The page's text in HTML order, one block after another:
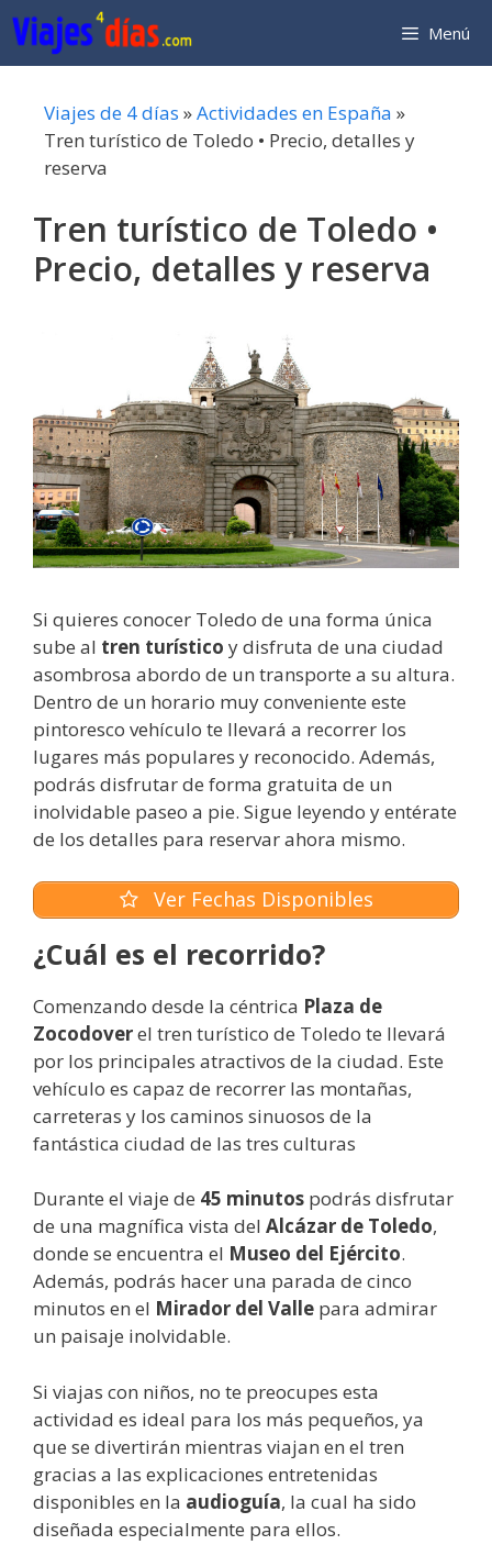
Saltar
al
contenido
Menú
Viajes de 4 días »Actividades en España »
Tren turístico de Toledo • Precio, detalles y
reserva
Tren turístico de Toledo •
Precio, detalles y reserva
Si quieres conocer Toledo de una forma única
sube al tren turístico y disfruta de una ciudad
asombrosa abordo de un transporte a su altura.
Dentro de un horario muy conveniente este
pintoresco vehículo te llevará a recorrer los
lugares más populares y reconocido. Además,
podrás disfrutar de forma gratuita de un
inolvidable paseo a pie. Sigue leyendo y entérate
de los detalles para reservar ahora mismo.
Ver Fechas Disponibles
¿Cuál es el recorrido?
Comenzando desde la céntrica Plaza de
Zocodoverel tren turístico de Toledo te llevará
por los principales atractivos de la ciudad. Este
vehículo es capaz de recorrer las montañas,
carreteras y los caminos sinuosos de la
fantástica ciudad de las tres culturas
Durante el viaje de 45 minutos podrás disfrutar
de una magnífica vista del Alcázar de Toledo,
donde se encuentra el Museo del Ejército.
Además, podrás hacer una parada de cinco
minutos en el Mirador del Valle para admirar
un paisaje inolvidable.
Si viajas con niños, no te preocupes esta
actividad es ideal para los más pequeños, ya
que se divertirán mientras viajan en el tren
gracias a las explicaciones entretenidas
disponibles en la audioguía, la cual ha sido
diseñada especialmente para ellos.